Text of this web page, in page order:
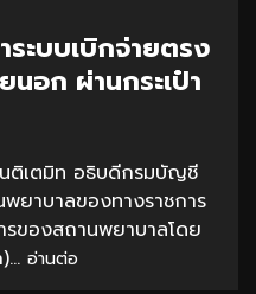
บบเบิกจ่ายตรง
อก ผ่านกระเป๋า
ติเตมิท อธิบดีกรมบัญชี
ยาบาลของทางราชการ
ของสถานพยาบาลโดย
อ่านต่อ